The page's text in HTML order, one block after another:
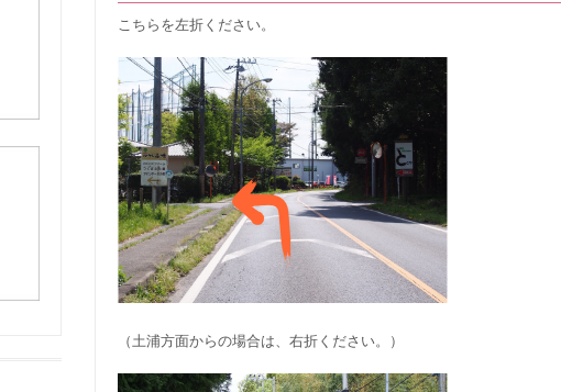
こちらを左折ください。
（土浦方面からの場合は、右折ください。）